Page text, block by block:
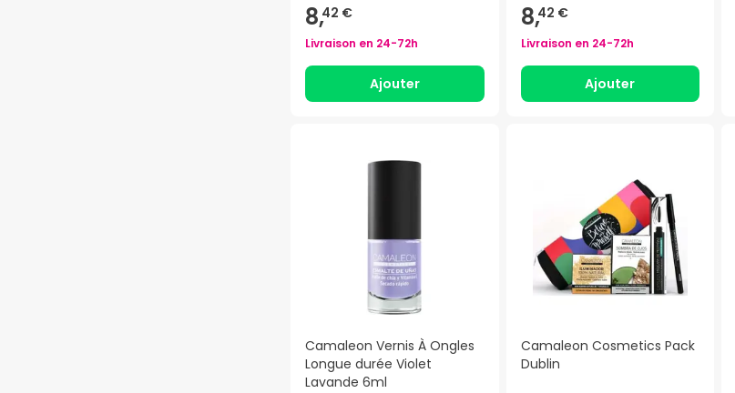
8,42 €
Livraison en 24-72h
Ajouter
8,42 €
Livraison en 24-72h
Ajouter
Camaleon Vernis À Ongles
Longue durée Violet
Lavande 6ml
Camaleon Cosmetics Pack
Dublin